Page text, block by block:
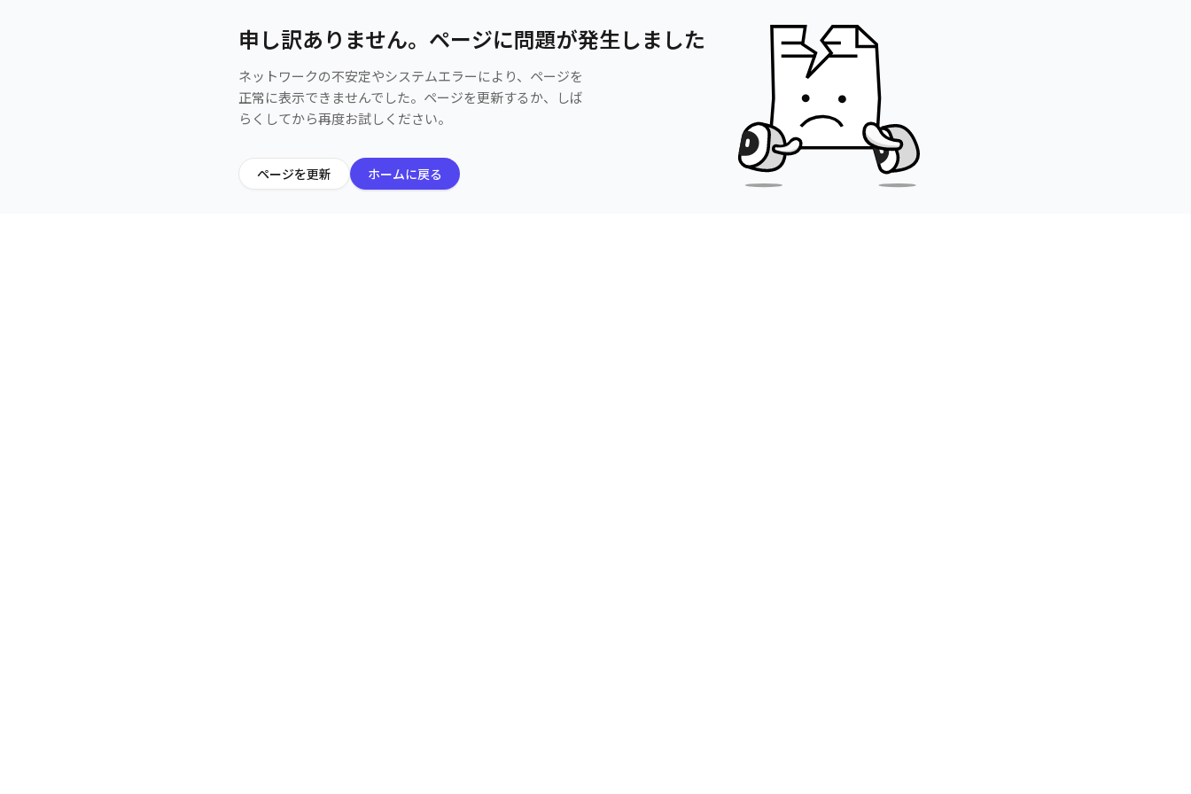
申し訳ありません。ページに問題が発生しました
ネットワークの不安定やシステムエラーにより、ページを
正常に表示できませんでした。ページを更新するか、しば
らくしてから再度お試しください。
ページを更新 ホームに戻る